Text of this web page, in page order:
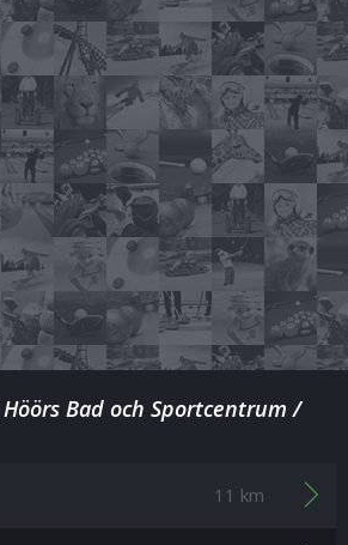
Bad och Sportcentrum /
11 km